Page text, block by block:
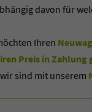
davon für
Ihren
Preis in Zahlung
wir sind mit unserem